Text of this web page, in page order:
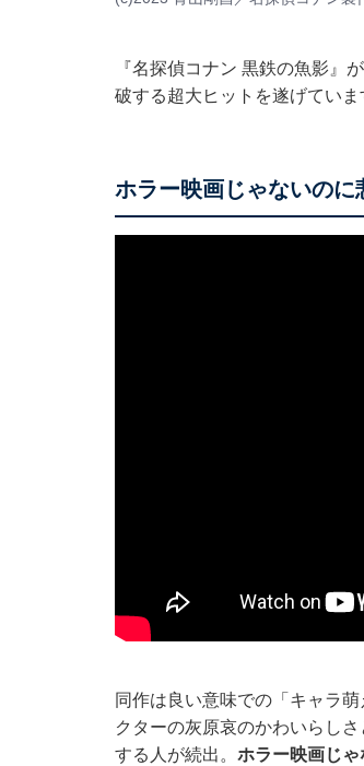
『名探偵コナン 黒鉄の魚影』
破する超大ヒットを遂げていま
ホラー映画じゃないの
同作は良い意味での「キャラ
クターの灰原哀のかわいらし
する人が続出。 ホラー映画じ